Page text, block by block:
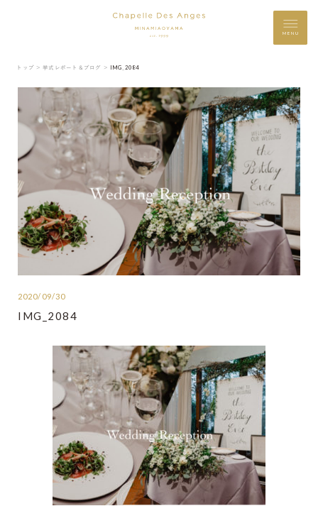
MENU
トップ ＞ 挙式レポート＆ブログ ＞ IMG_2084
2020/09/30
IMG_2084